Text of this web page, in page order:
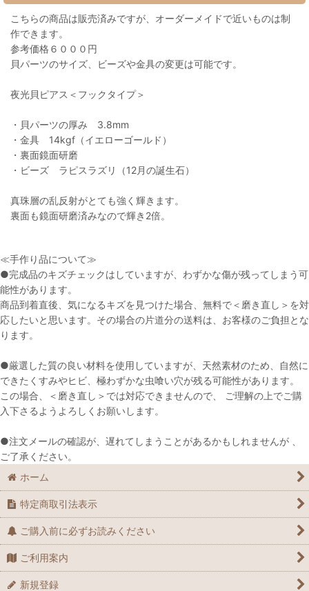
こちらの商品は販売済みですが、オーダーメイドで近いものは制
作できます。
参考価格６０００円
貝パーツのサイズ、ビーズや金具の変更は可能です。
夜光貝ピアス＜フックタイプ＞
・貝パーツの厚み 3.8mm
・金具 14kgf（イエローゴールド）
・裏面鏡面研磨
・ビーズ ラピスラズリ（12月の誕生石）
真珠層の乱反射がとても強く輝きます。
裏面も鏡面研磨済みなので輝き2倍。
≪手作り品について≫
●完成品のキズチェックはしていますが、わずかな傷が残ってしまう可
能性があります。
商品到着直後、気になるキズを見つけた場合、無料で＜磨き直し＞を対
応したいと思います。その場合の片道分の送料は、お客様のご負担とな
ります。
●厳選した質の良い材料を使用していますが、天然素材のため、自然に
できたくすみやヒビ、極わずかな虫喰い穴が残る可能性があります。
この場合、＜磨き直し＞では対応できませんので、 ご理解の上でご購
入下さるようよろしくお願いします。
●注文メールの確認が、遅れてしまうことがあるかもしれませんが 、
ご了承ください。
ホーム
特定商取引法表示
ご購入前に必ずお読みください
ご利用案内
新規登録